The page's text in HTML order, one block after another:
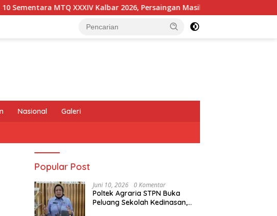
MTQ XXXIV Kalbar 2026, Persaingan Masih Terbuka
Nasional Galeri
Popular Post
Juni 10, 2026 0 Komentar
Poltek Agraria STPN Buka
Peluang Sekolah Kedinasan,